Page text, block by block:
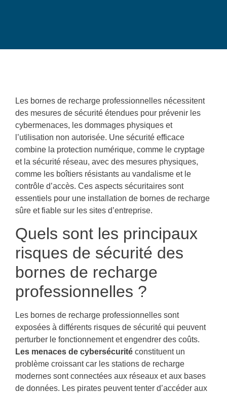
Les bornes de recharge professionnelles nécessitent
des mesures de sécurité étendues pour prévenir les
cybermenaces, les dommages physiques et
l’utilisation non autorisée. Une sécurité efficace
combine la protection numérique, comme le cryptage
et la sécurité réseau, avec des mesures physiques,
comme les boîtiers résistants au vandalisme et le
contrôle d’accès. Ces aspects sécuritaires sont
essentiels pour une installation de bornes de recharge
sûre et fiable sur les sites d’entreprise.
Quels sont les principaux
risques de sécurité des
bornes de recharge
professionnelles ?
Les bornes de recharge professionnelles sont
exposées à différents risques de sécurité qui peuvent
perturber le fonctionnement et engendrer des coûts.
Les menaces de cybersécurité constituent un
problème croissant car les stations de recharge
modernes sont connectées aux réseaux et aux bases
de données. Les pirates peuvent tenter d’accéder aux